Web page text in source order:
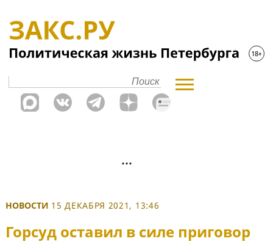
НОВОСТИ 15 ДЕКАБРЯ 2021, 13:46
Горсуд оставил в силе приговор